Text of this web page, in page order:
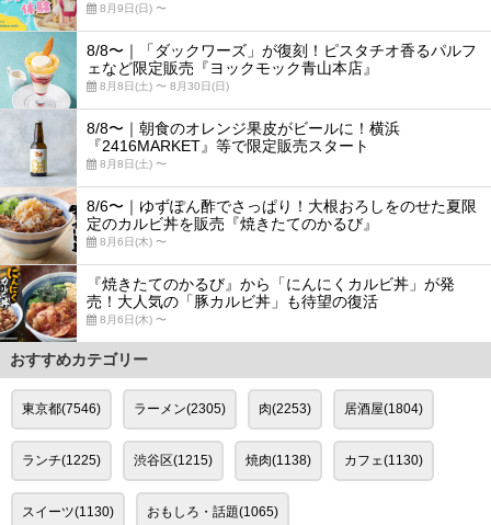
8月9日(日) 〜
8/8〜｜「ダックワーズ」が復刻！ピスタチオ香るパルフ
ェなど限定販売『ヨックモック青山本店』
8月8日(土) 〜 8月30日(日)
8/8〜｜朝食のオレンジ果皮がビールに！横浜
『2416MARKET』等で限定販売スタート
8月8日(土) 〜
8/6〜｜ゆずぽん酢でさっぱり！大根おろしをのせた夏限
定のカルビ丼を販売『焼きたてのかるび』
8月6日(木) 〜
『焼きたてのかるび』から「にんにくカルビ丼」が発
売！大人気の「豚カルビ丼」も待望の復活
8月6日(木) 〜
おすすめカテゴリー
東京都(7546) ラーメン(2305) 肉(2253) 居酒屋(1804)
ランチ(1225) 渋谷区(1215) 焼肉(1138) カフェ(1130)
スイーツ(1130) おもしろ・話題(1065)